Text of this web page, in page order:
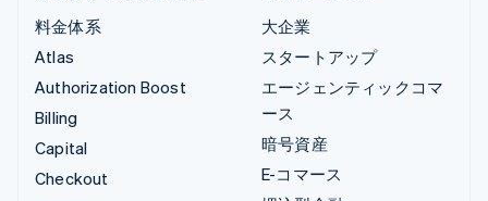
料金体系
Atlas
Authorization Boost
Billing
Capital
Checkout
大企業
スタートアップ
エージェンティックコマ
ース
暗号資産
E-コマース